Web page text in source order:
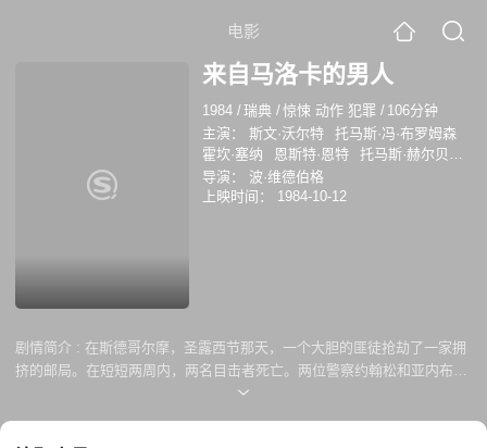
电影
来自马洛卡的男人
1984 /瑞典 /惊悚 动作 犯罪 / 106分钟
主演：
斯文·沃尔特
托马斯·冯·布罗姆森
霍坎·塞纳
恩斯特·恩特
托马斯·赫尔贝里
英格瓦·希德沃尔
尼尔斯·延森
松
里科·伦贝克 汉斯·维柳斯
导演：
波·维德伯格
上映时间：
1984-10-12
剧情简介 : 在斯德哥尔摩，圣露西节那天，一个大胆的匪徒抢劫了一家拥
挤的邮局。在短短两周内，两名目击者死亡。两位警察约翰松和亚内布
林，最先到达犯罪现场，他们追查所有线索，并锁定了一名嫌疑人——一